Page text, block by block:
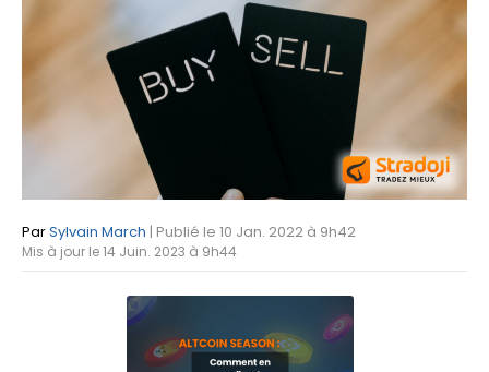
ParSylvain March | Publié le 10 Jan. 2022 à 9h42
Mis à jour le 14 Juin. 2023 à 9h44